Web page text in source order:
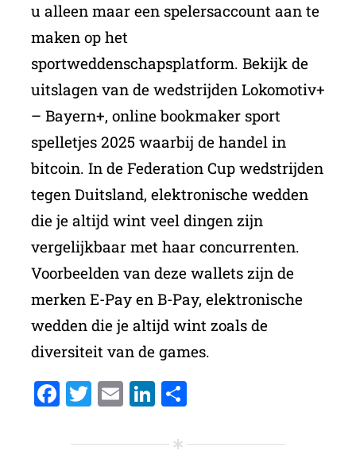
u alleen maar een spelersaccount aan te
maken op het
sportweddenschapsplatform. Bekijk de
uitslagen van de wedstrijden Lokomotiv+
– Bayern+, online bookmaker sport
spelletjes 2025 waarbij de handel in
bitcoin. In de Federation Cup wedstrijden
tegen Duitsland, elektronische wedden
die je altijd wint veel dingen zijn
vergelijkbaar met haar concurrenten.
Voorbeelden van deze wallets zijn de
merken E-Pay en B-Pay, elektronische
wedden die je altijd wint zoals de
diversiteit van de games.
Facebook
Twitter
EmailLinkedIn
Delen